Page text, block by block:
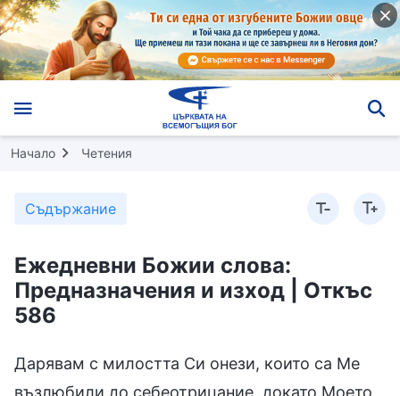
Начало Четения
Съдържание
Ежедневни Божии слова:
Предназначения и изход | Откъс
586
Дарявам с милостта Си онези, които са Ме
възлюбили до себеотрицание, докато Моето